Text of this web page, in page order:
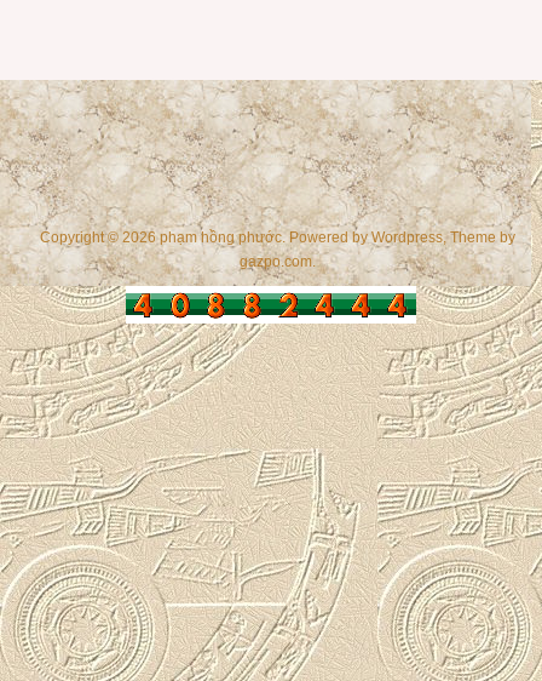
Copyright © 2026 phạm hồng phước. Powered byWordpress, Theme by
gazpo.com.